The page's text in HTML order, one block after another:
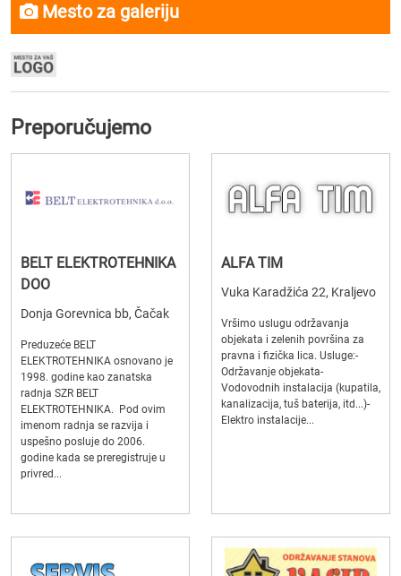
Mesto za galeriju
Preporučujemo
BELT ELEKTROTEHNIKA
DOO
Donja Gorevnica bb, Čačak
Preduzeće BELT
ELEKTROTEHNIKA osnovano je
1998. godine kao zanatska
radnja SZR BELT
ELEKTROTEHNIKA. Pod ovim
imenom radnja se razvija i
uspešno posluje do 2006.
godine kada se preregistruje u
privred...
ALFA TIM
Vuka Karadžića 22, Kraljevo
Vršimo uslugu održavanja
objekata i zelenih površina za
pravna i fizička lica. Usluge:-
Održavanje objekata-
Vodovodnih instalacija (kupatila,
kanalizacija, tuš baterija, itd...)-
Elektro instalacije...